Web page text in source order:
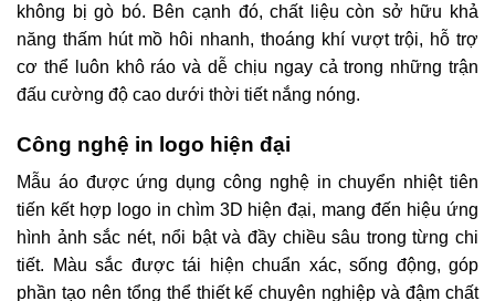
không bị gò bó. Bên cạnh đó, chất liệu còn sở hữu khả
năng thấm hút mồ hôi nhanh, thoáng khí vượt trội, hỗ trợ
cơ thể luôn khô ráo và dễ chịu ngay cả trong những trận
đấu cường độ cao dưới thời tiết nắng nóng.
Công nghệ in logo hiện đại
Mẫu áo được ứng dụng công nghệ in chuyển nhiệt tiên
tiến kết hợp logo in chìm 3D hiện đại, mang đến hiệu ứng
hình ảnh sắc nét, nổi bật và đầy chiều sâu trong từng chi
tiết. Màu sắc được tái hiện chuẩn xác, sống động, góp
phần tạo nên tổng thể thiết kế chuyên nghiệp và đậm chất